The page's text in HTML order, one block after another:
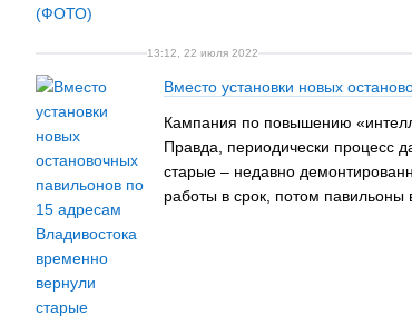
13:12, 22 июля 2022
Вместо установки новых
Кампания по повышению
Правда, периодически процесс
старые – недавно
работы в срок, потом павильоны